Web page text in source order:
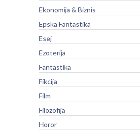
Ekonomija & Biznis
Epska Fantastika
Esej
Ezoterija
Fantastika
Fikcija
Film
Filozofija
Horor